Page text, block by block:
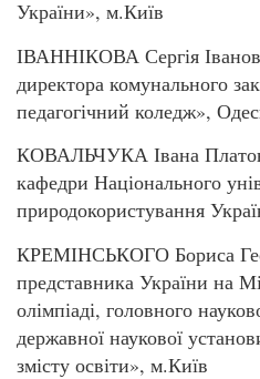
України», м.Київ
ІВАННІКОВА Сергія
директора комунального
педагогічний коледж»,
КОВАЛЬЧУКА Івана
кафедри Національного
природокористування
КРЕМІНСЬКОГО Бориса
представника України на
олімпіаді, головного
державної наукової
змісту освіти», м.Київ